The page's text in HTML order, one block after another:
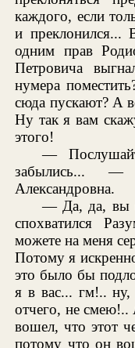
каждого, если
и
одним прав
Петровича
нумера
сюда пускают? А
Ну так я вам
этого!
—
забылись... —
Александровна.
— Да, да, вы
спохватился
можете на меня
Потому я
это было бы
я в вас... гм!..
отчего, не смею!..
вошел, что этот
потому что он